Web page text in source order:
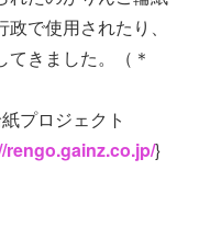
で使用されたり、
きました。（＊
プロジェクト
rengo.gainz.co.jp/}